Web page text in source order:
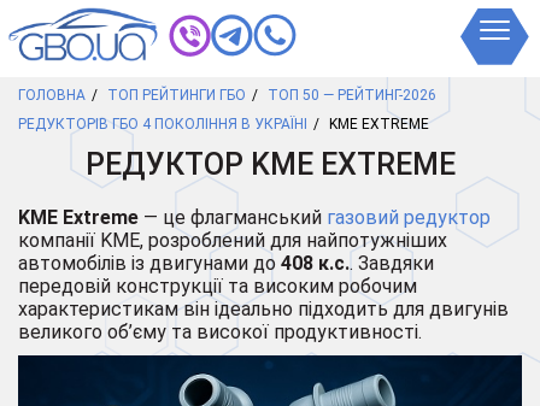
ГОЛОВНА ТОП РЕЙТИНГИ ГБО
ТОП 50 — РЕЙТИНГ-2026
РЕДУКТОРІВ ГБО 4 ПОКОЛІННЯ В УКРАЇНІ
KME EXTREME
РЕДУКТОР KME EXTREME
KME Extreme — це флагманський газовий редуктор
компанії KME, розроблений для найпотужніших
автомобілів із двигунами до 408 к.с.. Завдяки
передовій конструкції та високим робочим
характеристикам він ідеально підходить для двигунів
великого об’єму та високої продуктивності.